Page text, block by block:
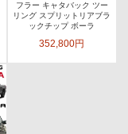
フラー キャタバック ツー
リング スプリットリアブラ
ックチップ ボーラ
352,800円